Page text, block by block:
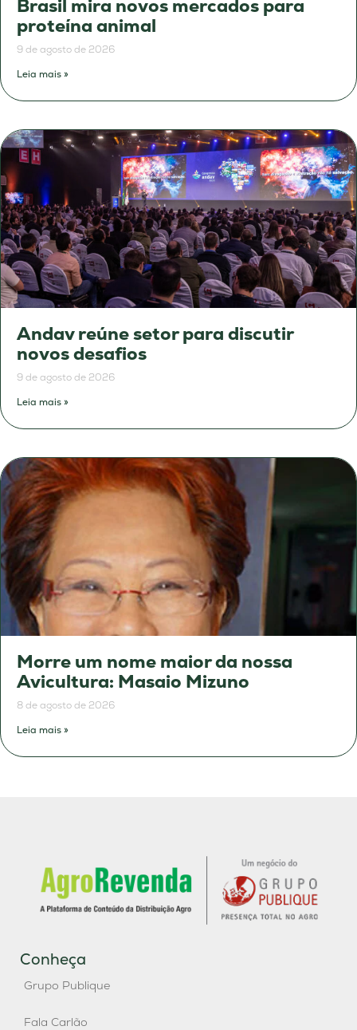
Brasil mira novos mercados para
proteína animal
9 de agosto de 2026
Leia mais »
Andav reúne setor para discutir
novos desafios
9 de agosto de 2026
Leia mais »
Morre um nome maior da nossa
Avicultura: Masaio Mizuno
8 de agosto de 2026
Leia mais »
Conheça
Grupo Publique
Fala Carlão